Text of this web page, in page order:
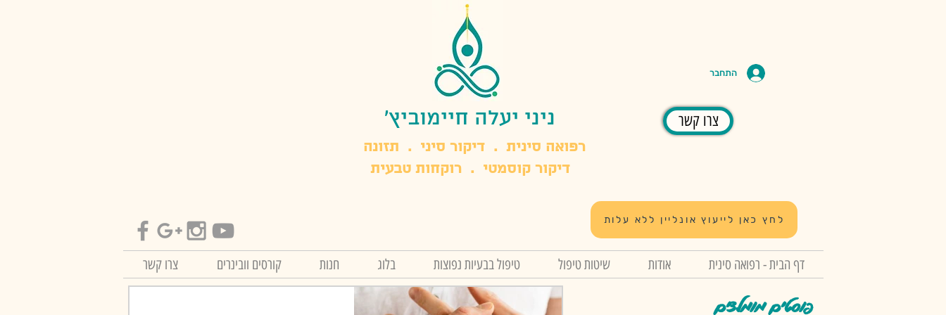
ניני יעלה חיימוביץ'
התחבר
צרו קשר
לחץ כאן לייעוץ אונליין ללא עלות
צרו קשר קורסים וובינרים חנות בלוג טיפול בבעיות נפוצות שיטות טיפול אודות דף הבית - רפואה סינית
פוסטים מומלצים